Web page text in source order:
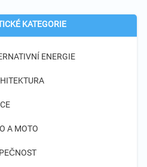
KATEGORIE
ENERGIE
A MOTO